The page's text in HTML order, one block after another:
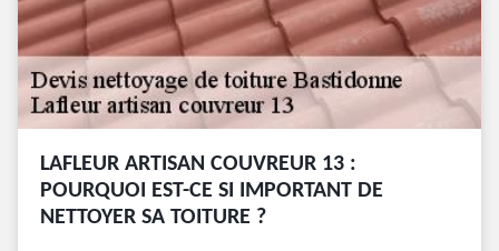
LAFLEUR ARTISAN COUVREUR 13 :
POURQUOI EST-CE SI IMPORTANT DE
NETTOYER SA TOITURE ?